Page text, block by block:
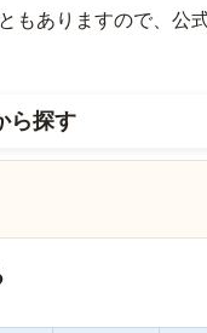
もありますので、公
ら探す